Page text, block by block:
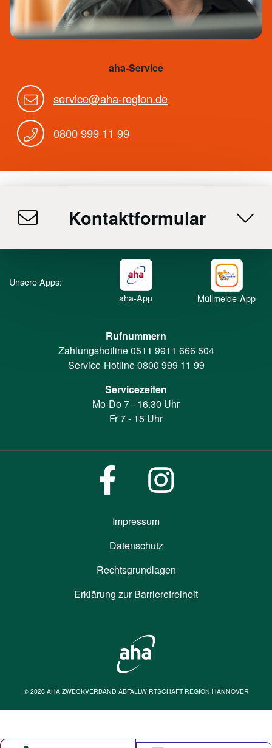
aha-Service
service@aha-region.de
0800 999 11 99
Kontaktformular
Unsere Apps:
aha-App
Müllmelde-App
Rufnummern
Zahlungshotline0511 9911 666 504
Service-Hotline0800 999 11 99
Servicezeiten
Mo-Do 7 - 16.30 Uhr
Fr 7 - 15 Uhr
Impressum
Datenschutz
Rechtsgrundlagen
Erklärung zur Barrierefreiheit
© 2026 AHA ZWECKVERBAND ABFALLWIRTSCHAFT REGION HANNOVER